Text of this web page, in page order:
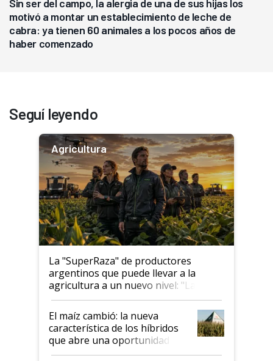
Sin ser del campo, la alergia de una de sus hijas los
motivó a montar un establecimiento de leche de
cabra: ya tienen 60 animales a los pocos años de
haber comenzado
Seguí leyendo
Agricultura
La "SuperRaza" de productores
argentinos que puede llevar a la
agricultura a un nuevo nivel: "Las
posibilidades de crecimiento son
infinitas"
El maíz cambió: la nueva
característica de los híbridos
que abre una oportunidad en
el lote